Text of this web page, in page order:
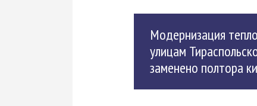
Модернизация
улицам
заменено полтора